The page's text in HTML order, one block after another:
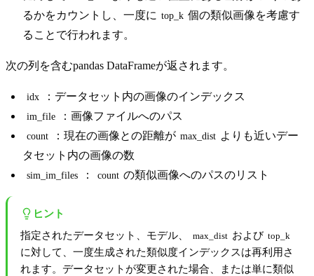
るかをカウントし、一度に top_k 個の類似画像を考慮す
ることで行われます。
次の列を含むpandas DataFrameが返されます。
idx ：データセット内の画像のインデックス
im_file ：画像ファイルへのパス
count ：現在の画像との距離が max_dist よりも近いデー
タセット内の画像の数
sim_im_files ： count の類似画像へのパスのリスト
ヒント
指定されたデータセット、モデル、
max_dist および top_k
に対して、一度生成された類似度インデックスは再利用さ
れます。データセットが変更された場合、または単に類似